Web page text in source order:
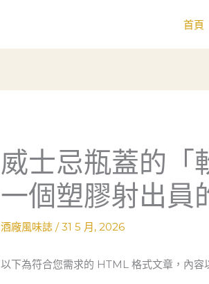
首頁
威士忌瓶蓋的
一個塑膠射出員
酒廠風味誌 /31 5 月, 2026
以下為符合您需求的 HTML 格式文章，內容